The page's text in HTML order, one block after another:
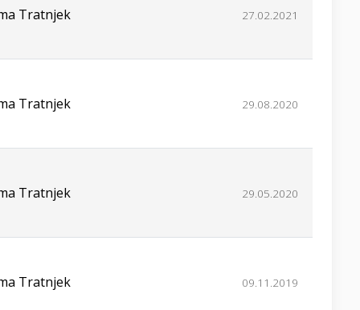
Tratnjek 27.02.2021
Tratnjek 29.08.2020
Tratnjek 29.05.2020
Tratnjek 09.11.2019